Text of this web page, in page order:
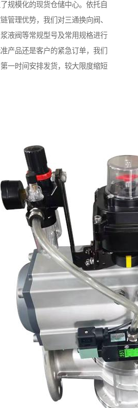
规模化的现货仓储中心。依托自
管理优势，我们对三通换向阀、
液阀等常规型号及常用规格进行
产品还是客户的紧急订单，我们
一时间安排发货，较大限度缩短